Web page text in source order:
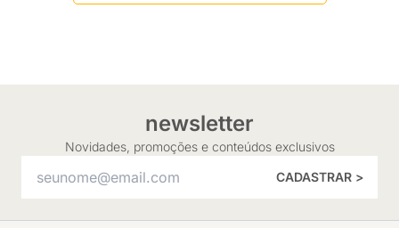
newsletter
Novidades, promoções e conteúdos exclusivos
CADASTRAR >